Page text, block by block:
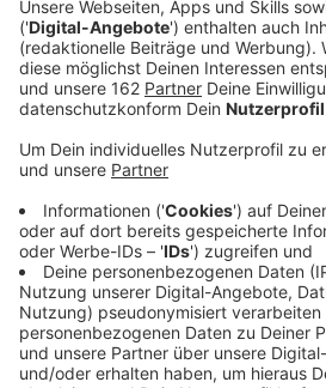
Anzeige
Skippy hat ein neues Zuhause
Duisburger Zoo hat eine Gruppe, in
Zentimeter große Känguru passt.
das ausgebüxte Tier seine
dann doch in Sonsbeck in den
landete. Der Besitzer ist weiter
aber mittlerweile klar: Skippy ist
Deswegen fiel auch die zunächst
das Känguru in den Klever